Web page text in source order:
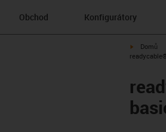
Obchod Konfigurátory
igus-
Domů